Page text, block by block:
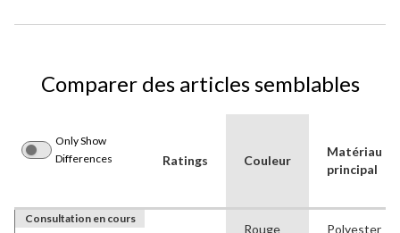
Comparer des articles semblables
Only Show
Differences
Ratings Couleur
Matériau
principal
Consultation en cours
Rouge Polyester